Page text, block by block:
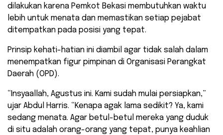
dilakukan karena Pemkot Bekasi membutuhkan waktu
lebih untuk menata dan memastikan setiap pejabat
ditempatkan pada posisi yang tepat.
Prinsip kehati-hatian ini diambil agar tidak salah dalam
menempatkan figur pimpinan di Organisasi Perangkat
Daerah (OPD).
“Insyaallah, Agustus ini. Kami sudah mulai persiapkan,”
ujar Abdul Harris. “Kenapa agak lama sedikit? Ya, kami
sedang menata. Agar betul-betul mereka yang duduk
di situ adalah orang-orang yang tepat, punya keahlian